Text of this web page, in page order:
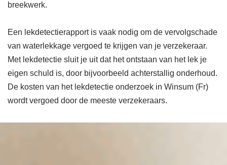
breekwerk.
Een lekdetectierapport is vaak nodig om de vervolgschade
van waterlekkage vergoed te krijgen van je verzekeraar.
Met lekdetectie sluit je uit dat het ontstaan van het lek je
eigen schuld is, door bijvoorbeeld achterstallig onderhoud.
De kosten van het lekdetectie onderzoek in Winsum (Fr)
wordt vergoed door de meeste verzekeraars.